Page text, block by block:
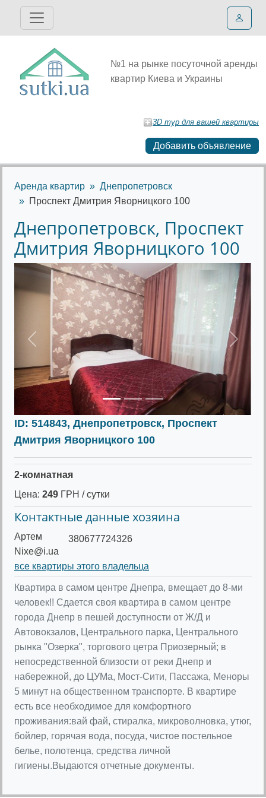
№1 на рынке посуточной аренды
квартир Киева и Украины
3D тур для вашей квартиры
Добавить объявление
Аренда квартир
Днепропетровск
Проспект Дмитрия Яворницкого 100
Днепропетровск, Проспект
Дмитрия Яворницкого 100
Предыдущее
ID: 514843, Днепропетровск, Проспект
Дмитрия Яворницкого 100
2-комнатная
Цена: 249 ГРН / сутки
Контактные данные хозяина
Артем
Nixe@i.ua
380677724326
все квартиры этого владельца
Квартира в самом центре Днепра, вмещает до 8-ми
человек!! Сдается своя квартира в самом центре
города Днепр в пешей доступности от Ж/Д и
Автовокзалов, Центрального парка, Центрального
рынка "Озерка", торгового цетра Приозерный; в
непосредственной близости от реки Днепр и
набережной, до ЦУМа, Мост-Сити, Пассажа, Меноры
5 минут на общественном транспорте. В квартире
есть все необходимое для комфортного
проживания:вай фай, стиралка, микроволновка, утюг,
бойлер, горячая вода, посуда, чистое постельное
белье, полотенца, средства личной
гигиены.Выдаются отчетные документы.